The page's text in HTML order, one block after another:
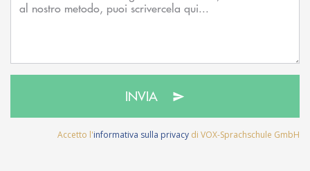
INVIA
Accetto l'informativa sulla privacy di VOX-Sprachschule GmbH